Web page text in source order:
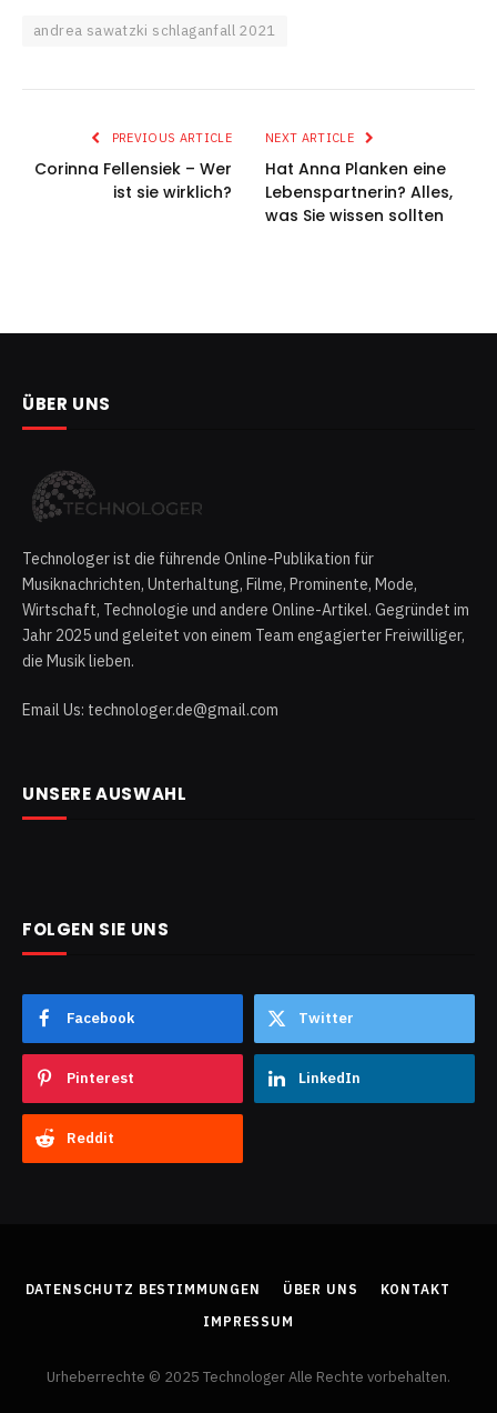
andrea sawatzki schlaganfall 2021
PREVIOUS ARTICLE
Corinna Fellensiek – Wer
ist sie wirklich?
NEXT ARTICLE
Hat Anna Planken eine
Lebenspartnerin? Alles,
was Sie wissen sollten
ÜBER UNS
Technologer ist die führende Online-Publikation für
Musiknachrichten, Unterhaltung, Filme, Prominente, Mode,
Wirtschaft, Technologie und andere Online-Artikel. Gegründet im
Jahr 2025 und geleitet von einem Team engagierter Freiwilliger,
die Musik lieben.
Email Us: technologer.de@gmail.com
UNSERE AUSWAHL
FOLGEN SIE UNS
Facebook Twitter
Pinterest LinkedIn
Reddit
DATENSCHUTZ BESTIMMUNGEN ÜBER UNS
KONTAKT
IMPRESSUM
Urheberrechte © 2025 Technologer Alle Rechte vorbehalten.